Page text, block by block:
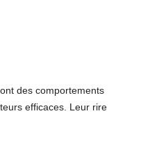
des comportements
efficaces. Leur rire